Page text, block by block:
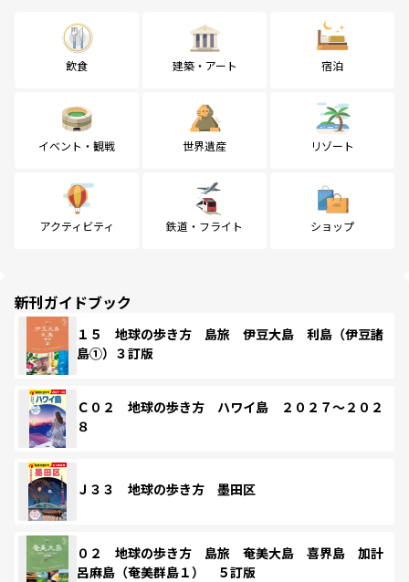
飲食 建築・アート 宿泊
イベント・観戦 世界遺産 リゾート
アクティビティ 鉄道・フライト ショップ
新刊ガイドブック
１５ 地球の歩き方 島旅 伊豆大島 利島（伊豆諸
島①）３訂版
Ｃ０２ 地球の歩き方 ハワイ島 ２０２７～２０２
８
Ｊ３３ 地球の歩き方 墨田区
０２ 地球の歩き方 島旅 奄美大島 喜界島 加計
呂麻島（奄美群島１） ５訂版